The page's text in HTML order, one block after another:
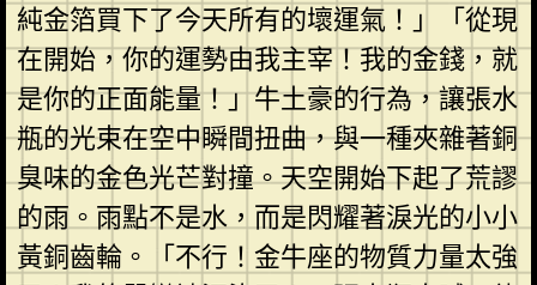
純金箔買下了今天所有的壞運氣！」「從現
在開始，你的運勢由我主宰！我的金錢，就
是你的正面能量！」牛土豪的行為，讓張水
瓶的光束在空中瞬間扭曲，與一種夾雜著銅
臭味的金色光芒對撞。天空開始下起了荒謬
的雨。雨點不是水，而是閃耀著淚光的小小
黃銅齒輪。「不行！金牛座的物質力量太強